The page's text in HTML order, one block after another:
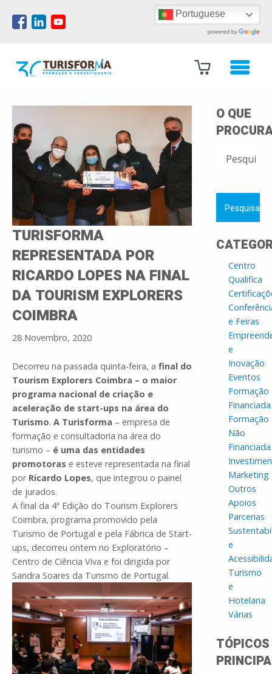
Portuguese
TURISFORMA
REPRESENTADA POR
RICARDO LOPES NA FINAL
DA TOURISM EXPLORERS
COIMBRA
28 Novembro, 2020
Decorreu na passada quinta-feira, a final do
Tourism Explorers Coimbra – o maior
programa nacional de criação e
aceleração de start-ups na área do
Turismo. A Turisforma – empresa de
formação e consultadoria na área do
turismo – é uma das entidades
promotoras e esteve representada na final
por Ricardo Lopes, que integrou o painel
de jurados.
A final da 4ª Edição do Tourism Explorers
Coimbra, programa promovido pela
Turismo de Portugal e pela Fábrica de Start-
ups, decorreu ontem no Exploratório –
Centro de Ciência Viva e foi dirigida por
Sandra Soares da Turismo de Portugal.
O QUE
POR:
Centro
Qualifica
e Feiras
e
Inovação
Eventos
Formação
Financiada
Formação
Não
Financiada
Marketing
Outros
Apoios
Parcerias
e
Turismo
e
Hotelaria
Várias
TÓPICOS